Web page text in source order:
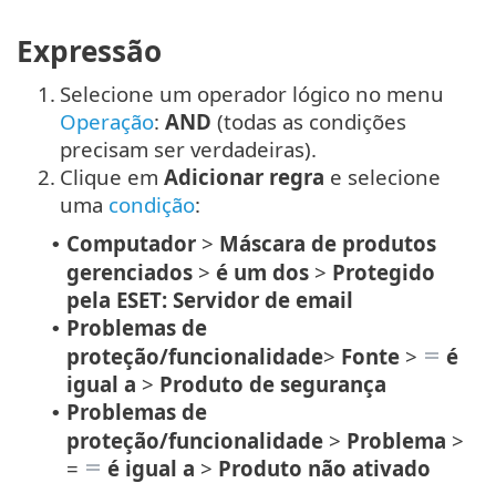
Expressão
1. Selecione um operador lógico no menu
Operação: AND (todas as condições
precisam ser verdadeiras).
2. Clique em Adicionar regra e selecione
uma condição:
• Computador > Máscara de produtos
gerenciados > é um dos > Protegido
pela ESET: Servidor de email
• Problemas de
proteção/funcionalidade> Fonte >
é
igual a > Produto de segurança
• Problemas de
proteção/funcionalidade > Problema >
=
é igual a > Produto não ativado